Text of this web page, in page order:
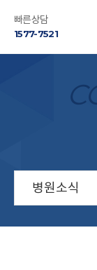
빠른상담
1577-7521
병원소식